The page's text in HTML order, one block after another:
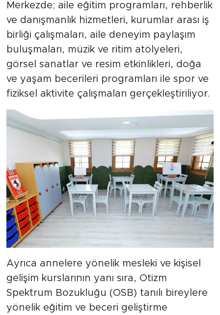
Merkezde; aile eğitim programları, rehberlik
ve danışmanlık hizmetleri, kurumlar arası iş
birliği çalışmaları, aile deneyim paylaşım
buluşmaları, müzik ve ritim atölyeleri,
görsel sanatlar ve resim etkinlikleri, doğa
ve yaşam becerileri programları ile spor ve
fiziksel aktivite çalışmaları gerçekleştiriliyor.
Ayrıca annelere yönelik mesleki ve kişisel
gelişim kurslarının yanı sıra, Otizm
Spektrum Bozukluğu (OSB) tanılı bireylere
yönelik eğitim ve beceri geliştirme